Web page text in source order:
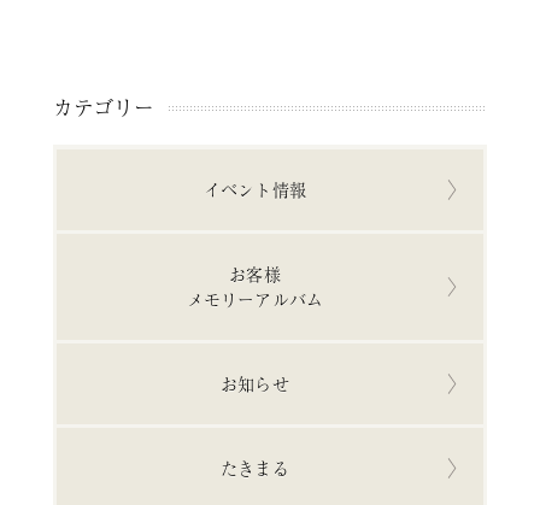
カテゴリー
イベント情報
お客様
メモリーアルバム
お知らせ
たきまる